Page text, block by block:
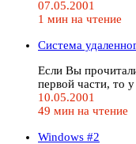
07.05.2001
1 мин на чтение
Система
Если Вы
первой части, то
10.05.2001
49 мин на чтение
Windows #2